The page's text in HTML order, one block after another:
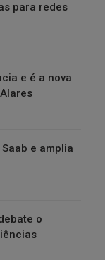
para redes
e é a nova
e amplia
o